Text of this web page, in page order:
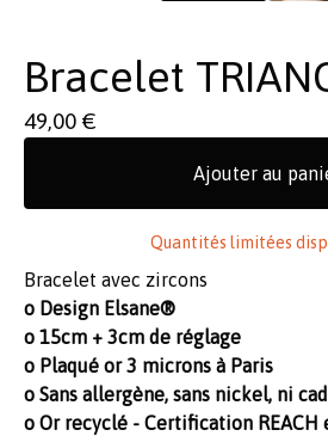
Bracelet
49,00 €
Ajouter au
Quantités limitées
Bracelet avec zircons
o Design Elsane®
o 15cm + 3cm de réglage
o Plaqué or 3 microns à Paris
o Sans allergène, sans nickel, ni
o Or recyclé - Certification REACH